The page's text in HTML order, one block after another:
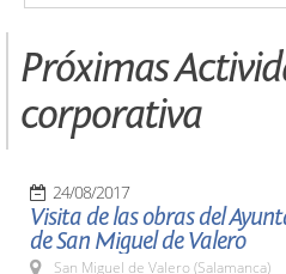
Próximas
corporativa
24/08/2017
Visita de las obras del
de San Miguel de Valero
San Miguel de Valero (Salamanca)